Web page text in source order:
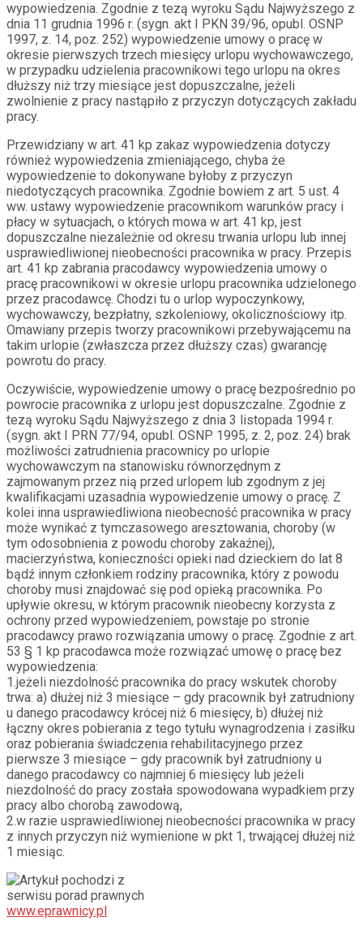
wypowiedzenia. Zgodnie z tezą wyroku Sądu Najwyższego z
dnia 11 grudnia 1996 r. (sygn. akt I PKN 39/96, opubl. OSNP
1997, z. 14, poz. 252) wypowiedzenie umowy o pracę w
okresie pierwszych trzech miesięcy urlopu wychowawczego,
w przypadku udzielenia pracownikowi tego urlopu na okres
dłuższy niż trzy miesiące jest dopuszczalne, jeżeli
zwolnienie z pracy nastąpiło z przyczyn dotyczących zakładu
pracy.
Przewidziany w art. 41 kp zakaz wypowiedzenia dotyczy
również wypowiedzenia zmieniającego, chyba że
wypowiedzenie to dokonywane byłoby z przyczyn
niedotyczących pracownika. Zgodnie bowiem z art. 5 ust. 4
ww. ustawy wypowiedzenie pracownikom warunków pracy i
płacy w sytuacjach, o których mowa w art. 41 kp, jest
dopuszczalne niezależnie od okresu trwania urlopu lub innej
usprawiedliwionej nieobecności pracownika w pracy. Przepis
art. 41 kp zabrania pracodawcy wypowiedzenia umowy o
pracę pracownikowi w okresie urlopu pracownika udzielonego
przez pracodawcę. Chodzi tu o urlop wypoczynkowy,
wychowawczy, bezpłatny, szkoleniowy, okolicznościowy itp.
Omawiany przepis tworzy pracownikowi przebywającemu na
takim urlopie (zwłaszcza przez dłuższy czas) gwarancję
powrotu do pracy.
Oczywiście, wypowiedzenie umowy o pracę bezpośrednio po
powrocie pracownika z urlopu jest dopuszczalne. Zgodnie z
tezą wyroku Sądu Najwyższego z dnia 3 listopada 1994 r.
(sygn. akt I PRN 77/94, opubl. OSNP 1995, z. 2, poz. 24) brak
możliwości zatrudnienia pracownicy po urlopie
wychowawczym na stanowisku równorzędnym z
zajmowanym przez nią przed urlopem lub zgodnym z jej
kwalifikacjami uzasadnia wypowiedzenie umowy o pracę. Z
kolei inna usprawiedliwiona nieobecność pracownika w pracy
może wynikać z tymczasowego aresztowania, choroby (w
tym odosobnienia z powodu choroby zakaźnej),
macierzyństwa, konieczności opieki nad dzieckiem do lat 8
bądź innym członkiem rodziny pracownika, który z powodu
choroby musi znajdować się pod opieką pracownika. Po
upływie okresu, w którym pracownik nieobecny korzysta z
ochrony przed wypowiedzeniem, powstaje po stronie
pracodawcy prawo rozwiązania umowy o pracę. Zgodnie z art.
53 § 1 kp pracodawca może rozwiązać umowę o pracę bez
wypowiedzenia:
1.jeżeli niezdolność pracownika do pracy wskutek choroby
trwa: a) dłużej niż 3 miesiące – gdy pracownik był zatrudniony
u danego pracodawcy krócej niż 6 miesięcy, b) dłużej niż
łączny okres pobierania z tego tytułu wynagrodzenia i zasiłku
oraz pobierania świadczenia rehabilitacyjnego przez
pierwsze 3 miesiące – gdy pracownik był zatrudniony u
danego pracodawcy co najmniej 6 miesięcy lub jeżeli
niezdolność do pracy została spowodowana wypadkiem przy
pracy albo chorobą zawodową,
2.w razie usprawiedliwionej nieobecności pracownika w pracy
z innych przyczyn niż wymienione w pkt 1, trwającej dłużej niż
1 miesiąc.
Artykuł pochodzi z
serwisu porad prawnych
www.eprawnicy.pl